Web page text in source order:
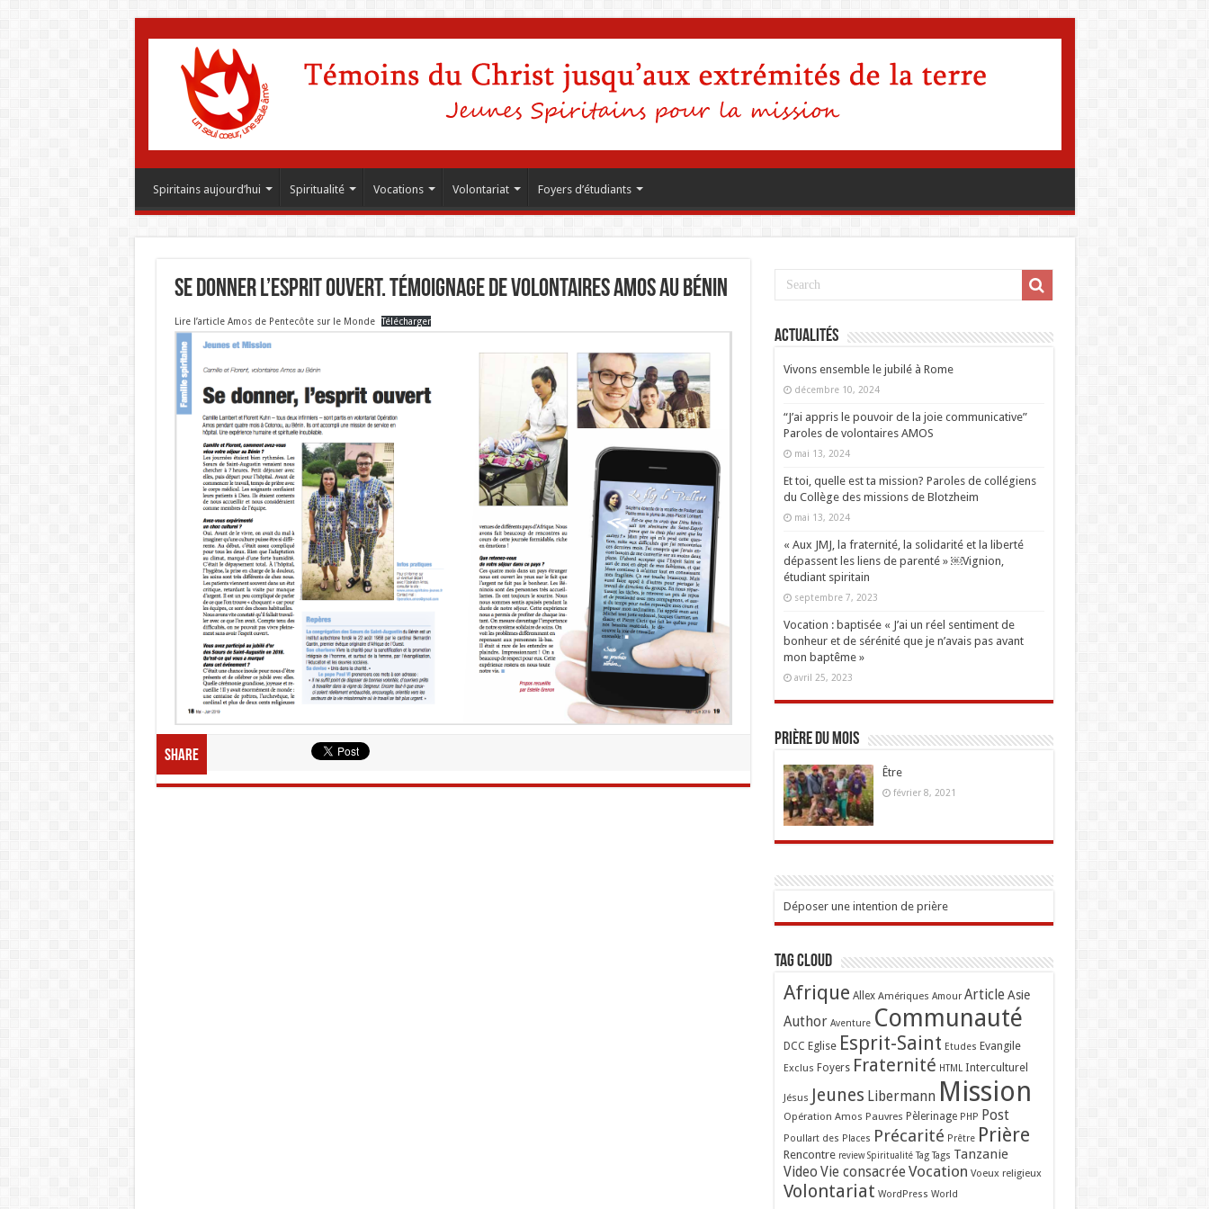
Spiritains aujourd’hui Spiritualité Vocations Volontariat Foyers d’étudiants
Se donner l’esprit ouvert. Témoignage de volontaires AMOS au Bénin
Lire l’article Amos de Pentecôte sur le Monde Télécharger
Share
Actualités
Vivons ensemble le jubilé à Rome
décembre 10, 2024
“J’ai appris le pouvoir de la joie communicative”
Paroles de volontaires AMOS
mai 13, 2024
Et toi, quelle est ta mission? Paroles de collégiens
du Collège des missions de Blotzheim
mai 13, 2024
« Aux JMJ, la fraternité, la solidarité et la liberté
dépassent les liens de parenté » ￼Vignion,
étudiant spiritain
septembre 7, 2023
Vocation : baptisée « J’ai un réel sentiment de
bonheur et de sérénité que je n’avais pas avant
mon baptême »
avril 25, 2023
Prière du mois
Être
février 8, 2021
Déposer une intention de prière
Tag Cloud
Afrique Allex Amériques Amour Article Asie
Author Aventure Communauté
DCC Eglise Esprit-Saint Etudes Evangile
Exclus Foyers Fraternité HTML Interculturel
Jésus Jeunes Libermann Mission
Opération Amos Pauvres Pèlerinage PHP Post
Poullart des Places Précarité Prêtre Prière
Rencontre review Spiritualité Tag Tags Tanzanie
Video Vie consacrée Vocation Voeux religieux
Volontariat WordPress World